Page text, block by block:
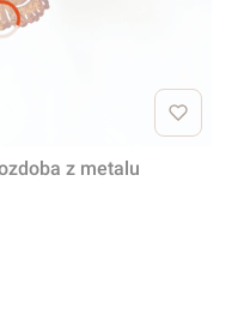
z metalu